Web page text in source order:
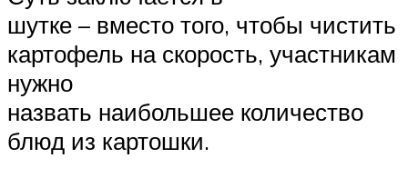
шутке – вместо того, чтобы чистить
картофель на скорость, участникам
нужно
назвать наибольшее количество
блюд из картошки.